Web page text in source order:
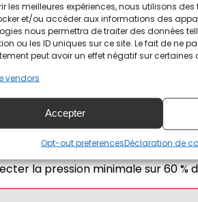
les meilleures expériences, nous utilisons
et/ou accéder aux informations des
nous permettra de traiter des données
ou les ID uniques sur ce site. Le fait de ne
peut avoir un effet négatif sur certaines
vendors
Accepter
Opt-out preferencesDéclaration de
d'une pénalité de temps de 3
supplémentaire.
a été Aleix Espargaró lors du
de temps après la Sprint
une pression des pneus trop
minimale
pneu avant va être ajustée.
la pression minimale sur 60 %